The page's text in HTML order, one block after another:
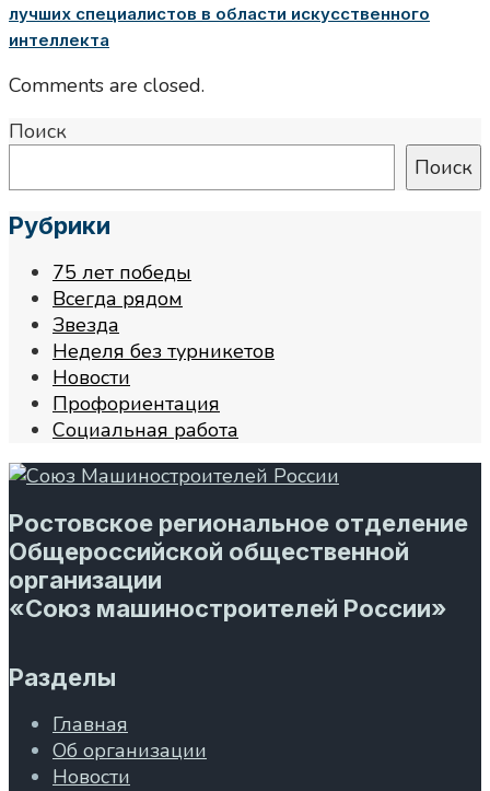
лучших специалистов в области искусственного
интеллекта
Comments are closed.
Поиск
Поиск
Рубрики
75 лет победы
Всегда рядом
Звезда
Неделя без турникетов
Новости
Профориентация
Социальная работа
Ростовское региональное отделение
Общероссийской общественной
организации
«Союз машиностроителей России»
Разделы
Главная
Об организации
Новости